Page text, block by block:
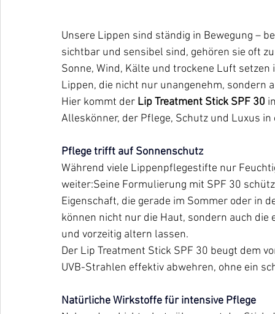
Unsere Lippen sind ständig in Bewegung –
sichtbar und sensibel sind, gehören sie oft
Sonne, Wind, Kälte und trockene Luft
Lippen, die nicht nur unangenehm, sondern
Hier kommt der Lip Treatment Stick SPF 30
Alleskönner, der Pflege, Schutz und Luxus
Pflege trifft auf Sonnenschutz
Während viele Lippenpflegestifte nur
weiter:Seine Formulierung mit SPF 30
Eigenschaft, die gerade im Sommer oder in
können nicht nur die Haut, sondern auch
und vorzeitig altern lassen.
Der Lip Treatment Stick SPF 30 beugt dem
UVB-Strahlen effektiv abwehren, ohne ein
Natürliche Wirkstoffe für intensive Pflege